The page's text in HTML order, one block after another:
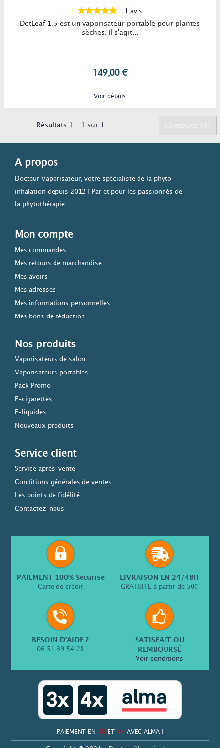
1 avis
DotLeaf 1.5 est un vaporisateur portable pour plantes
sèches. Il s'agit...
149,00 €
Voir détails
Résultats 1 - 1 sur 1.
A propos
Docteur Vaporisateur, votre spécialiste de la phyto-
inhalation depuis 2012 ! Par et pour les passionnés de
la phytothérapie...
Mon compte
Mes commandes
Mes retours de marchandise
Mes avoirs
Mes adresses
Mes informations personnelles
Mes bons de réduction
Nos produits
Vaporisateurs de salon
Vaporisateurs portables
Pack Promo
E-cigarettes
E-liquides
Nouveaux produits
Service client
Service après-vente
Conditions générales de ventes
Les points de fidélité
Contactez-nous
PAIEMENT 100% Sécurisé
Carte de crédit
LIVRAISON EN 24/48H
GRATUITE à partir de 50€
BESOIN D’AIDE ?
06 51 39 54 28
SATISFAIT OU
REMBOURSÉ
Voir conditions
PAIEMENT EN 3X ET 4X AVEC ALMA !